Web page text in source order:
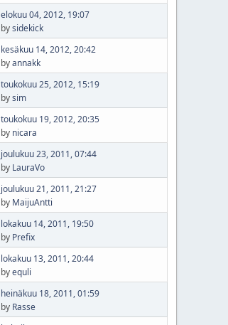
elokuu 04, 2012, 19:07
bysidekick
kesäkuu 14, 2012, 20:42
byannakk
toukokuu 25, 2012, 15:19
bysim
toukokuu 19, 2012, 20:35
by nicara
joulukuu 23, 2011, 07:44
by LauraVo
joulukuu 21, 2011, 21:27
by MaijuAntti
lokakuu 14, 2011, 19:50
by Prefix
lokakuu 13, 2011, 20:44
byequli
heinäkuu 18, 2011, 01:59
by Rasse